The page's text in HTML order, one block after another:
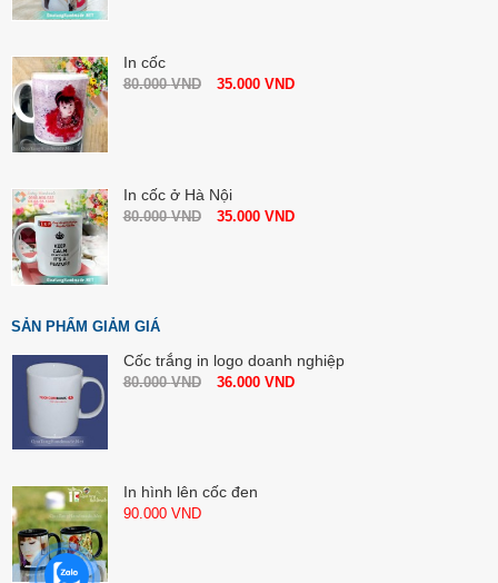
In cốc
80.000VND 35.000 VND
In cốc ở Hà Nội
80.000VND 35.000 VND
SẢN PHẨM GIẢM GIÁ
Cốc trắng in logo doanh nghiệp
80.000VND 36.000 VND
In hình lên cốc đen
90.000 VND